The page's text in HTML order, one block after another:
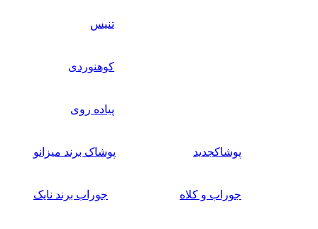
تنیس
کوهنوردی
پیاده روی
پوشاکجدید پوشاک برند میزانو
جوراب و کلاه جوراب برند نایک